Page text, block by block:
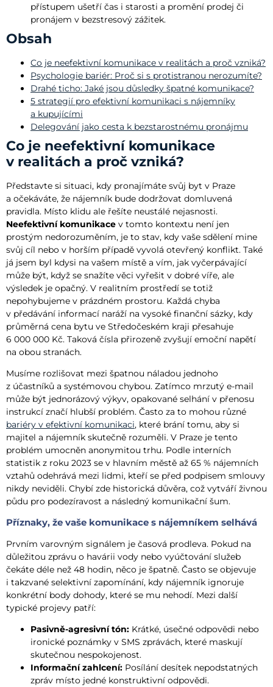
přístupem ušetří čas i starosti a promění prodej či
pronájem v bezstresový zážitek.
Obsah
Co je neefektivní komunikace v realitách a proč vzniká?
Psychologie bariér: Proč si s protistranou nerozumíte?
Drahé ticho: Jaké jsou důsledky špatné komunikace?
5 strategií pro efektivní komunikaci s nájemníky
a kupujícími
Delegování jako cesta k bezstarostnému pronájmu
Co je neefektivní komunikace
v realitách a proč vzniká?
Představte si situaci, kdy pronajímáte svůj byt v Praze
a očekáváte, že nájemník bude dodržovat domluvená
pravidla. Místo klidu ale řešíte neustálé nejasnosti.
Neefektivní komunikace v tomto kontextu není jen
prostým nedorozuměním, je to stav, kdy vaše sdělení mine
svůj cíl nebo v horším případě vyvolá otevřený konflikt. Také
já jsem byl kdysi na vašem místě a vím, jak vyčerpávající
může být, když se snažíte věci vyřešit v dobré víře, ale
výsledek je opačný. V realitním prostředí se totiž
nepohybujeme v prázdném prostoru. Každá chyba
v předávání informací naráží na vysoké finanční sázky, kdy
průměrná cena bytu ve Středočeském kraji přesahuje
6 000 000 Kč. Taková čísla přirozeně zvyšují emoční napětí
na obou stranách.
Musíme rozlišovat mezi špatnou náladou jednoho
z účastníků a systémovou chybou. Zatímco mrzutý e-mail
může být jednorázový výkyv, opakované selhání v přenosu
instrukcí značí hlubší problém. Často za to mohou různé
bariéry v efektivní komunikaci, které brání tomu, aby si
majitel a nájemník skutečně rozuměli. V Praze je tento
problém umocněn anonymitou trhu. Podle interních
statistik z roku 2023 se v hlavním městě až 65 % nájemních
vztahů odehrává mezi lidmi, kteří se před podpisem smlouvy
nikdy neviděli. Chybí zde historická důvěra, což vytváří živnou
půdu pro podezíravost a následný komunikační šum.
Příznaky, že vaše komunikace s nájemníkem selhává
Prvním varovným signálem je časová prodleva. Pokud na
důležitou zprávu o havárii vody nebo vyúčtování služeb
čekáte déle než 48 hodin, něco je špatně. Často se objevuje
i takzvané selektivní zapomínání, kdy nájemník ignoruje
konkrétní body dohody, které se mu nehodí. Mezi další
typické projevy patří:
Pasivně-agresivní tón: Krátké, úsečné odpovědi nebo
ironické poznámky v SMS zprávách, které maskují
skutečnou nespokojenost.
Informační zahlcení: Posílání desítek nepodstatných
zpráv místo jedné konstruktivní odpovědi.